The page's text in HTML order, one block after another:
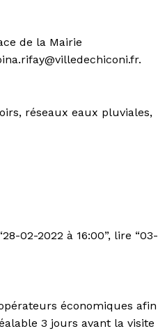
de la Mairie
réseaux eaux pluviales,
02-2022 à 16:00”, lire “03-
économiques afin
3 jours avant la visite